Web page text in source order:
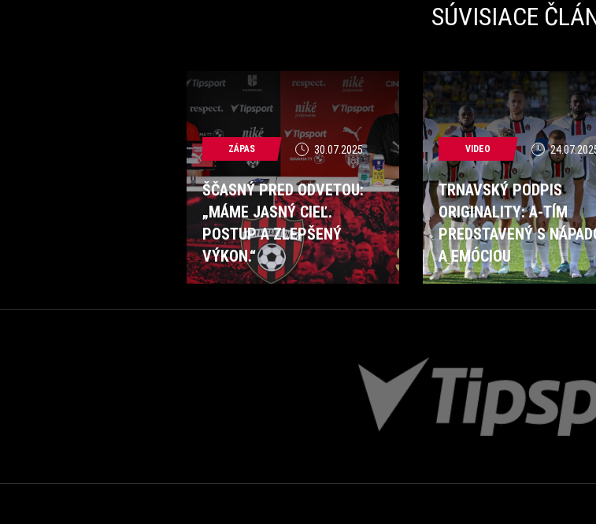
SÚVISIACE
ZÁPAS 30.07.2025
ŠČASNÝ PRED ODVETOU:
„MÁME JASNÝ CIEĽ.
POSTUP A ZLEPŠENÝ
VÝKON.“
VIDEO
TRNAVSKÝ PODPIS
ORIGINALITY: A-TÍM
PREDSTAVENÝ S
A EMÓCIOU